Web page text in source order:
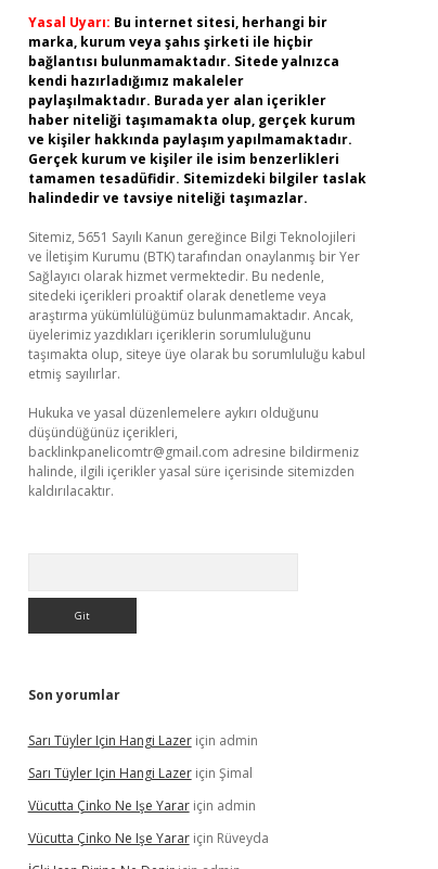
Yasal Uyarı: Bu internet sitesi, herhangi bir
marka, kurum veya şahıs şirketi ile hiçbir
bağlantısı bulunmamaktadır. Sitede yalnızca
kendi hazırladığımız makaleler
paylaşılmaktadır. Burada yer alan içerikler
haber niteliği taşımamakta olup, gerçek kurum
ve kişiler hakkında paylaşım yapılmamaktadır.
Gerçek kurum ve kişiler ile isim benzerlikleri
tamamen tesadüfidir. Sitemizdeki bilgiler taslak
halindedir ve tavsiye niteliği taşımazlar.
Sitemiz, 5651 Sayılı Kanun gereğince Bilgi Teknolojileri
ve İletişim Kurumu (BTK) tarafından onaylanmış bir Yer
Sağlayıcı olarak hizmet vermektedir. Bu nedenle,
sitedeki içerikleri proaktif olarak denetleme veya
araştırma yükümlülüğümüz bulunmamaktadır. Ancak,
üyelerimiz yazdıkları içeriklerin sorumluluğunu
taşımakta olup, siteye üye olarak bu sorumluluğu kabul
etmiş sayılırlar.
Hukuka ve yasal düzenlemelere aykırı olduğunu
düşündüğünüz içerikleri,
backlinkpanelicomtr@gmail.com adresine bildirmeniz
halinde, ilgili içerikler yasal süre içerisinde sitemizden
kaldırılacaktır.
Son yorumlar
Sarı Tüyler Için Hangi Lazeriçin admin
Sarı Tüyler Için Hangi Lazeriçin Şimal
Vücutta Çinko Ne Işe Yarariçin admin
Vücutta Çinko Ne Işe Yarariçin Rüveyda